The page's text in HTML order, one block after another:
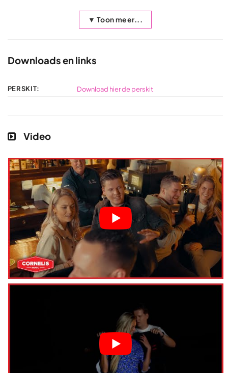
▼ Toon meer...
Downloads en links
PERSKIT: Download hier de perskit
Video